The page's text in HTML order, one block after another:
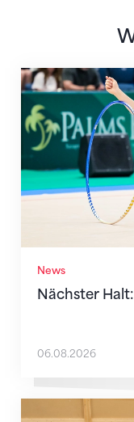
News
Nächster
Nächster Halt:
06.08.2026
Mit klaren Zielen